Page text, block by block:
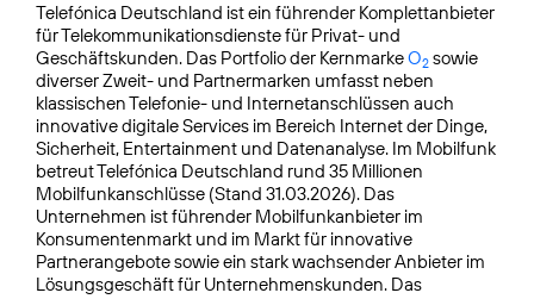
Telefónica Deutschland ist ein führender Komplettanbieter
für Telekommunikationsdienste für Privat- und
Geschäftskunden. Das Portfolio der KernmarkeO2 sowie
diverser Zweit- und Partnermarken umfasst neben
klassischen Telefonie- und Internetanschlüssen auch
innovative digitale Services im Bereich Internet der Dinge,
Sicherheit, Entertainment und Datenanalyse. Im Mobilfunk
betreut Telefónica Deutschland rund 35 Millionen
Mobilfunkanschlüsse (Stand 31.03.2026). Das
Unternehmen ist führender Mobilfunkanbieter im
Konsumentenmarkt und im Markt für innovative
Partnerangebote sowie ein stark wachsender Anbieter im
Lösungsgeschäft für Unternehmens­kunden. Das